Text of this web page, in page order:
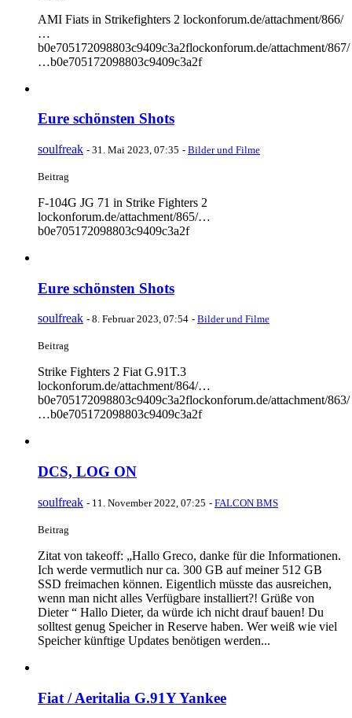
AMI Fiats in Strikefighters 2 lockonforum.de/attachment/866/
…
b0e705172098803c9409c3a2flockonforum.de/attachment/867/
…b0e705172098803c9409c3a2f
Eure schönsten Shots
soulfreak - 31. Mai 2023, 07:35 - Bilder und Filme
Beitrag
F-104G JG 71 in Strike Fighters 2
lockonforum.de/attachment/865/…
b0e705172098803c9409c3a2f
Eure schönsten Shots
soulfreak - 8. Februar 2023, 07:54 - Bilder und Filme
Beitrag
Strike Fighters 2 Fiat G.91T.3
lockonforum.de/attachment/864/…
b0e705172098803c9409c3a2flockonforum.de/attachment/863/
…b0e705172098803c9409c3a2f
DCS, LOG ON
soulfreak - 11. November 2022, 07:25 - FALCON BMS
Beitrag
Zitat von takeoff: „Hallo Greco, danke für die Informationen.
Ich werde vermutlich nur ca. 300 GB auf meiner 512 GB
SSD freimachen können. Eigentlich müsste das ausreichen,
wenn man nicht alles Verfügbare installiert?! Grüße von
Dieter “ Hallo Dieter, da würde ich nicht drauf bauen! Du
solltest genug Speicher in Reserve haben. Wer weiß wie viel
Speicher künftige Updates benötigen werden...
Fiat / Aeritalia G.91Y Yankee